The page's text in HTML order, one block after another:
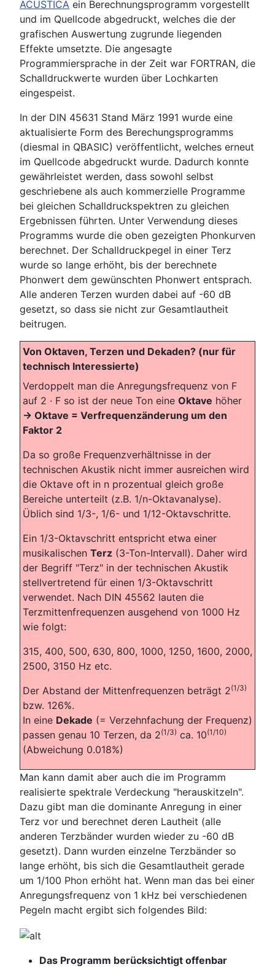
ACUSTICA ein Berechnungsprogramm vorgestellt
und im Quellcode abgedruckt, welches die der
grafischen Auswertung zugrunde liegenden
Effekte umsetzte. Die angesagte
Programmiersprache in der Zeit war FORTRAN, die
Schalldruckwerte wurden über Lochkarten
eingespeist.
In der DIN 45631 Stand März 1991 wurde eine
aktualisierte Form des Berechungsprogramms
(diesmal in QBASIC) veröffentlicht, welches erneut
im Quellcode abgedruckt wurde. Dadurch konnte
gewährleistet werden, dass sowohl selbst
geschriebene als auch kommerzielle Programme
bei gleichen Schalldruckspektren zu gleichen
Ergebnissen führten. Unter Verwendung dieses
Programms wurde die oben gezeigten Phonkurven
berechnet. Der Schalldruckpegel in einer Terz
wurde so lange erhöht, bis der berechnete
Phonwert dem gewünschten Phonwert entsprach.
Alle anderen Terzen wurden dabei auf -60 dB
gesetzt, so dass sie nicht zur Gesamtlautheit
beitrugen.
Von Oktaven, Terzen und Dekaden? (nur für
technisch Interessierte)
Verdoppelt man die Anregungsfrequenz von F
auf 2 · F so ist der neue Ton eine Oktave höher
-> Oktave = Verfrequenzänderung um den
Faktor 2
Da so große Frequenzverhältnisse in der
technischen Akustik nicht immer ausreichen wird
die Oktave oft in n prozentual gleich große
Bereiche unterteilt (z.B. 1/n-Oktavanalyse).
Üblich sind 1/3-, 1/6- und 1/12-Oktavschritte.
Ein 1/3-Oktavschritt entspricht etwa einer
musikalischen Terz (3-Ton-Intervall). Daher wird
der Begriff "Terz" in der technischen Akustik
stellvertretend für einen 1/3-Oktavschritt
verwendet. Nach DIN 45562 lauten die
Terzmittenfrequenzen ausgehend von 1000 Hz
wie folgt:
315, 400, 500, 630, 800, 1000, 1250, 1600, 2000,
2500, 3150 Hz etc.
Der Abstand der Mittenfrequenzen beträgt 2(1/3)
bzw. 126%.
In eine Dekade (= Verzehnfachung der Frequenz)
passen genau 10 Terzen, da 2(1/3) ca. 10(1/10)
(Abweichung 0.018%)
Man kann damit aber auch die im Programm
realisierte spektrale Verdeckung "herauskitzeln".
Dazu gibt man die dominante Anregung in einer
Terz vor und berechnet deren Lautheit (alle
anderen Terzbänder wurden wieder zu -60 dB
gesetzt). Dann wurden einzelne Terzbänder so
lange erhöht, bis sich die Gesamtlautheit gerade
um 1/100 Phon erhöht hat. Wenn man das bei einer
Anregungsfrequenz von 1 kHz bei verschiedenen
Pegeln macht ergibt sich folgendes Bild:
Das Programm berücksichtigt offenbar